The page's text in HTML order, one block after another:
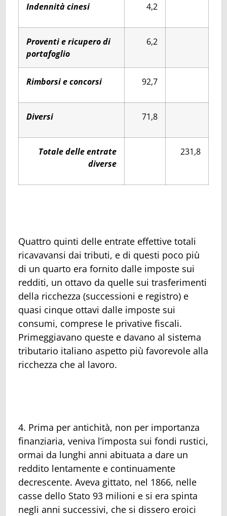
Indennità cinesi 4,2
Proventi e ricupero di
portafoglio
6,2
Rimborsi e concorsi 92,7
Diversi 71,8
Totale delle entrate
diverse
231,8
Quattro quinti delle entrate effettive totali
ricavavansi dai tributi, e di questi poco più
di un quarto era fornito dalle imposte sui
redditi, un ottavo da quelle sui trasferimenti
della ricchezza (successioni e registro) e
quasi cinque ottavi dalle imposte sui
consumi, comprese le privative fiscali.
Primeggiavano queste e davano al sistema
tributario italiano aspetto più favorevole alla
ricchezza che al lavoro.
4. Prima per antichità, non per importanza
finanziaria, veniva l’imposta sui fondi rustici,
ormai da lunghi anni abituata a dare un
reddito lentamente e continuamente
decrescente. Aveva gittato, nel 1866, nelle
casse dello Stato 93 milioni e si era spinta
negli anni successivi, che si dissero eroici